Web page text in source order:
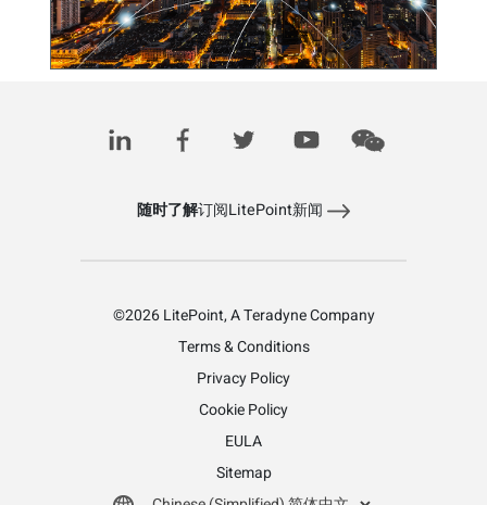
随时了解订阅LitePoint新闻
©2026 LitePoint, A Teradyne Company
Terms & Conditions
Privacy Policy
Cookie Policy
EULA
Sitemap